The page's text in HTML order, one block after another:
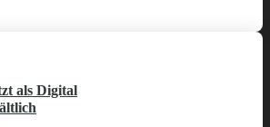
als Digital